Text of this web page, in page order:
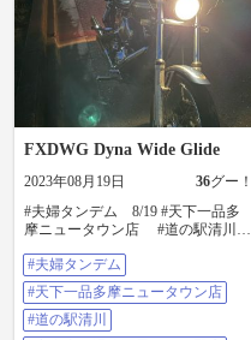
FXDWG Dyna Wide Glide
2023年08月19日 36グー！
#夫婦タンデム 8/19 #天下一品多
摩ニュータウン店 #道の駅清川 #
ゼリヤ八王子東中野店
#harleydavidson #fxdwg #dyna
#dynawideglide #wideglide #tc88 #ハ
ーレーダビッドソン #ダイナワイド
#夫婦タンデム
#天下一品多摩ニュータウン店
#道の駅清川